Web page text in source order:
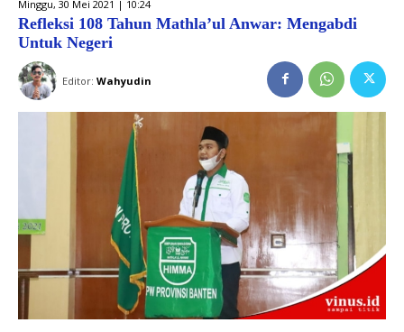
Minggu, 30 Mei 2021 | 10:24
Refleksi 108 Tahun Mathla’ul Anwar: Mengabdi
Untuk Negeri
Editor: Wahyudin